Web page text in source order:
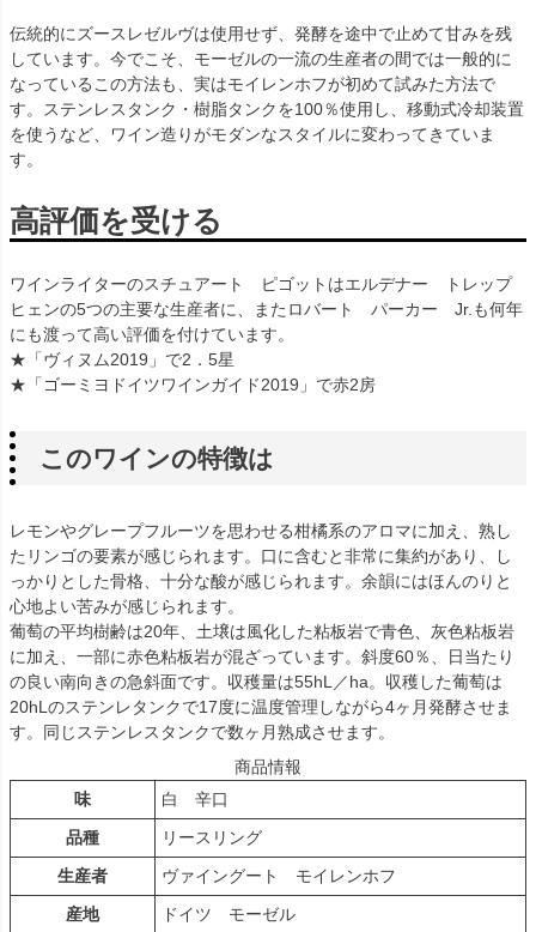
伝統的にズースレゼルヴは使用せず、発酵を途中で止めて甘みを残
しています。今でこそ、モーゼルの一流の生産者の間では一般的に
なっているこの方法も、実はモイレンホフが初めて試みた方法で
す。ステンレスタンク・樹脂タンクを100％使用し、移動式冷却装置
を使うなど、ワイン造りがモダンなスタイルに変わってきていま
す。
高評価を受ける
ワインライターのスチュアート ピゴットはエルデナー トレップ
ヒェンの5つの主要な生産者に、またロバート パーカー Jr.も何年
にも渡って高い評価を付けています。
★「ヴィヌム2019」で2．5星
★「ゴーミヨドイツワインガイド2019」で赤2房
このワインの特徴は
レモンやグレープフルーツを思わせる柑橘系のアロマに加え、熟し
たリンゴの要素が感じられます。口に含むと非常に集約があり、し
っかりとした骨格、十分な酸が感じられます。余韻にはほんのりと
心地よい苦みが感じられます。
葡萄の平均樹齢は20年、土壌は風化した粘板岩で青色、灰色粘板岩
に加え、一部に赤色粘板岩が混ざっています。斜度60％、日当たり
の良い南向きの急斜面です。収穫量は55hL／ha。収穫した葡萄は
20hLのステンレタンクで17度に温度管理しながら4ヶ月発酵させま
す。同じステンレスタンクで数ヶ月熟成させます。
商品情報
味
白 辛口
品種
リースリング
生産者
ヴァイングート モイレンホフ
産地
ドイツ モーゼル